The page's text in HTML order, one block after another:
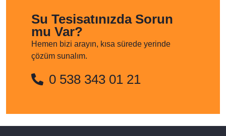
Su Tesisatınızda Sorun
mu Var?
Hemen bizi arayın, kısa sürede yerinde
çözüm sunalım.
0 538 343 01 21